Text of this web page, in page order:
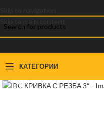
КАТЕГОРИИ
Click to enlarge